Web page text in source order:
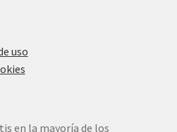
uso
en la mayoría de los